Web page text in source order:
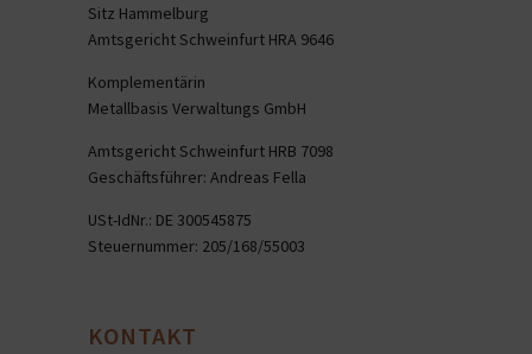
Sitz Hammelburg
Amtsgericht Schweinfurt HRA 9646
Komplementärin
Metallbasis Verwaltungs GmbH
Amtsgericht Schweinfurt HRB 7098
Geschäftsführer: Andreas Fella
USt-IdNr.: DE 300545875
Steuernummer: 205/168/55003
KONTAKT